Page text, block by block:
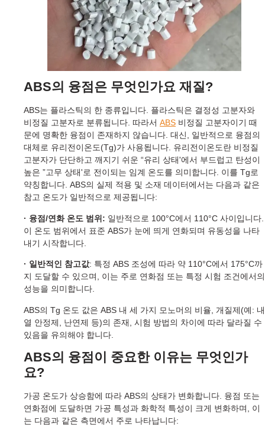
ABS의 융점은 무엇인가요 재질?
ABS는 플라스틱의 한 종류입니다. 플라스틱은 결정성 고분자와
비정질 고분자로 분류됩니다. 따라서 ABS 비정질 고분자이기 때
문에 명확한 융점이 존재하지 않습니다. 대신, 일반적으로 융점의
대체로 유리전이온도(Tg)가 사용됩니다. 유리전이온도란 비정질
고분자가 단단하고 깨지기 쉬운 “유리 상태'에서 부드럽고 탄성이
높은 ”고무 상태'로 전이되는 임계 온도를 의미합니다. 이를 Tg로
약칭합니다. ABS의 실제 적용 및 소재 데이터에서는 다음과 같은
참고 온도가 일반적으로 제공됩니다:
· 융점/연화 온도 범위: 일반적으로 100°C에서 110°C 사이입니다.
이 온도 범위에서 표준 ABS가 눈에 띄게 연화되며 유동성을 나타
내기 시작합니다.
· 일반적인 참고값: 특정 ABS 조성에 따라 약 110°C에서 175°C까
지 도달할 수 있으며, 이는 주로 연화점 또는 특정 시험 조건에서의
성능을 의미합니다.
ABS의 Tg 온도 값은 ABS 내 세 가지 모노머의 비율, 개질제(예: 내
열 안정제, 난연제 등)의 존재, 시험 방법의 차이에 따라 달라질 수
있음을 유의해야 합니다.
ABS의 융점이 중요한 이유는 무엇인가
요?
가공 온도가 상승함에 따라 ABS의 상태가 변화합니다. 융점 또는
연화점에 도달하면 가공 특성과 화학적 특성이 크게 변화하며, 이
는 다음과 같은 측면에서 주로 나타납니다: